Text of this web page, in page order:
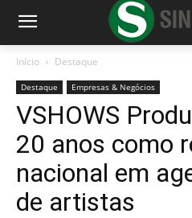
Início Destaque
Destaque Empresas & Negócios
VSHOWS
20 anos como
nacional em
de artistas